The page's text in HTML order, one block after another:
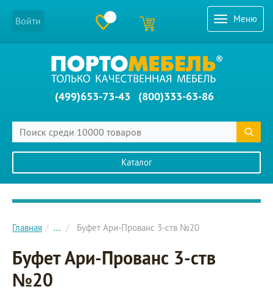
Меню
Войти
(499)653-73-43 (800)333-63-86
Каталог
Главное меню сайта
Главная ... Буфет Ари-Прованс 3-ств №20
Буфет Ари-Прованс 3-ств
№20